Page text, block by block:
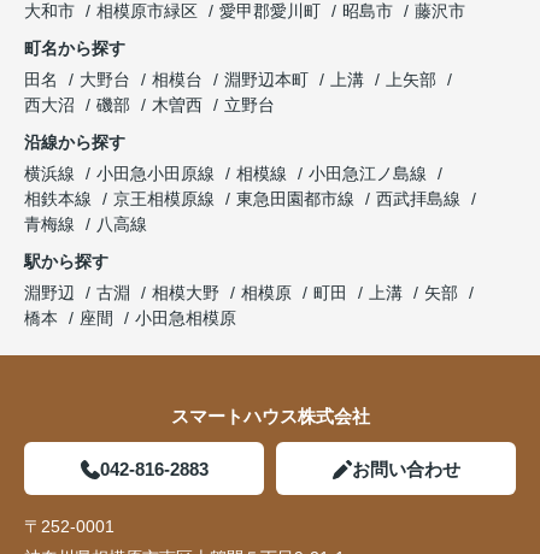
大和市
相模原市緑区 愛甲郡愛川町 昭島市
藤沢市
町名から探す
田名
大野台 相模台 淵野辺本町 上溝
上矢部
西大沼
磯部 木曽西
立野台
沿線から探す
横浜線
小田急小田原線 相模線
小田急江ノ島線
相鉄本線
京王相模原線 東急田園都市線
西武拝島線
青梅線
八高線
駅から探す
淵野辺
古淵 相模大野 相模原 町田 上溝
矢部
橋本
座間 小田急相模原
スマートハウス株式会社
042-816-2883 お問い合わせ
〒252-0001